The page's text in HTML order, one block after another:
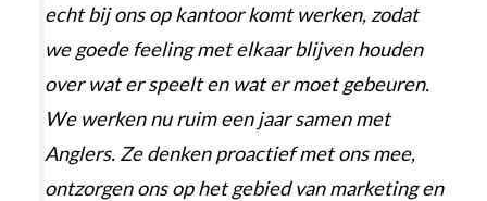
echt bij ons op kantoor komt werken, zodat
we goede feeling met elkaar blijven houden
over wat er speelt en wat er moet gebeuren.
We werken nu ruim een jaar samen met
Anglers. Ze denken proactief met ons mee,
ontzorgen ons op het gebied van marketing en